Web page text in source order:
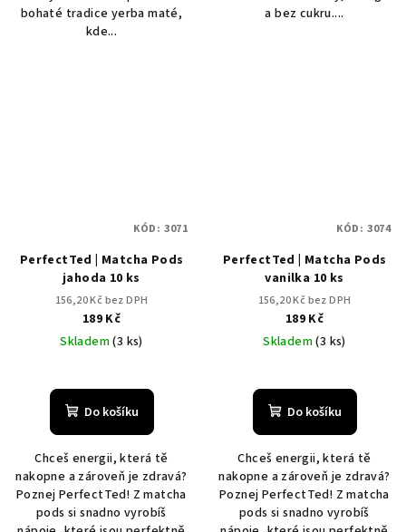
bohaté tradice yerba maté,
kde...
a bez cukru....
PerfectTed | Matcha Pods
jahoda 10 ks
156,20 Kč bez DPH
189 Kč
Skladem(3 ks)
Do košíku
Chceš energii, která tě
nakopne a zároveň je zdravá?
Poznej PerfectTed! Z matcha
pods si snadno vyrobíš
KÓD: 3071
PerfectTed | Matcha Pods
vanilka 10 ks
156,20 Kč bez DPH
189 Kč
Skladem(3 ks)
Do košíku
Chceš energii, která tě
nakopne a zároveň je zdravá?
Poznej PerfectTed! Z matcha
pods si snadno vyrobíš
KÓD: 3074